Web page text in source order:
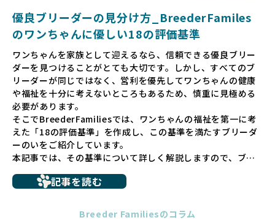
ゃんに優しい世界を築いていきたいと考えています。
長するための環境が十分に整っていない場合が多く、販売ま
での間に過密な環境や長距離移動のストレスを受けることが
少なくありません。このような環境は、健康リスクや社会性
の問題につながりやすく、ワンちゃんにとっても望ましいと
は言えません。
こうした背景から、BreederFamiliesはペットショップを介
さない直接販売を採用するとともに、ペットオークションや
ペットショップを利用するブリーダーの掲載も行ってしませ
ん。
ペットショップを避けた方がいい理由の詳細はこちら
法令レベルの最低基準にとどまっていることが問題です。こ
優良ブリーダーの見分け方_BreederFamiles
のワンちゃんに優しい18の評価基準
ワンちゃんを家族として迎えるなら、信頼できる優良ブリー
ダーを見つけることがとても大切です。しかし、すべてのブ
リーダーが同じではなく、営利を優先してワンちゃんの健康
や福祉を十分に考えないところもあるため、慎重に見極める
必要があります。
そこでBreederFamiliesでは、ワンちゃんの福祉を第一に考
えた「18の評価基準」を作成し、この基準を満たすブリーダ
ーのいをご紹介しています。
本記事では、その基準について詳しく解説しますので、ブリ
に断尾（しっぽを切る）や断耳（耳を切る）が行われている
記事を読む
Breeder Familiesのコラム